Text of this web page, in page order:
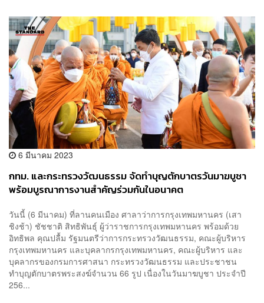
6 มีนาคม 2023
กทม. และกระทรวงวัฒนธรรม จัดทำบุญตักบาตรวันมาฆบูชา
พร้อมบูรณาการงานสำคัญร่วมกันในอนาคต
วันนี้ (6 มีนาคม) ที่ลานคนเมือง ศาลาว่าการกรุงเทพมหานคร (เสา
ชิงช้า) ชัชชาติ สิทธิพันธุ์ ผู้ว่าราชการกรุงเทพมหานคร พร้อมด้วย
อิทธิพล คุณปลื้ม รัฐมนตรีว่าการกระทรวงวัฒนธรรม, คณะผู้บริหาร
กรุงเทพมหานคร และบุคลากรกรุงเทพมหานคร, คณะผู้บริหาร และ
บุคลากรของกรมการศาสนา กระทรวงวัฒนธรรม และประชาชน
ทำบุญตักบาตรพระสงฆ์จำนวน 66 รูป เนื่องในวันมาฆบูชา ประจำปี
256...